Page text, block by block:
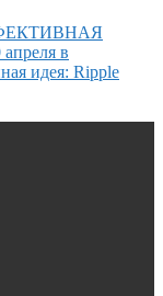
в
идея: Ripple